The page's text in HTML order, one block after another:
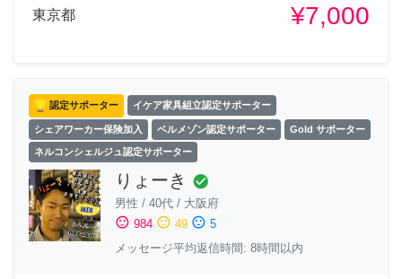
東京都 ¥7,000
認定サポーター イケア家具組立認定サポーター
シェアワーカー保険加入 ベルメゾン認定サポーター Gold サポーター
ネルコンシェルジュ認定サポーター
りょーき check_circle
男性 / 40代 / 大阪府
sentiment_satisfied 984 sentiment_neutral 49 sentiment_dissatisfied 5
メッセージ平均返信時間: 8時間以内